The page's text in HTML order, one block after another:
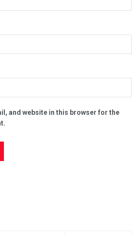
and website in this browser for the